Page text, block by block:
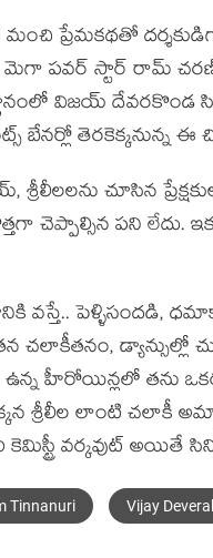
ప్రేమ‌క‌థ‌తో
ప‌వ‌ర్ స్టార్ రామ్
విజ‌య్ దేవ‌ర‌కొండ
బేన‌ర్లో తెర‌కెక్క‌నున్న
చూసిన
చెప్పాల్సిన ప‌ని
వ‌స్తే.. పెళ్ళిసంద‌డి,
డ్యాన్సుల్లో
హీరోయిన్ల‌లో త‌ను
శ్రీలీల లాంటి చ‌లాకీ
వ‌ర్క‌వుట్ అయితే
Tinnanuri Vijay